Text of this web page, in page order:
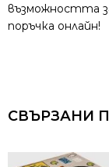
възможността
поръчка онлайн!
СВЪРЗАНИ